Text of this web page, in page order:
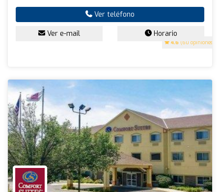
4.6 (60 opiniones)
Ver teléfono
Ver e-mail Horario